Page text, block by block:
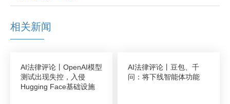
相关新闻
AI法律评论丨OpenAI模型
测试出现失控，入侵
Hugging Face基础设施
AI法律评论丨豆包、千
问：将下线智能体功能